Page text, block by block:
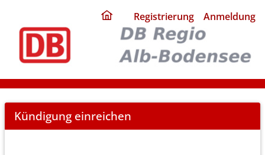
home
page
Registrierung Anmeldung
Cancel
Abo
Kündigung einreichen